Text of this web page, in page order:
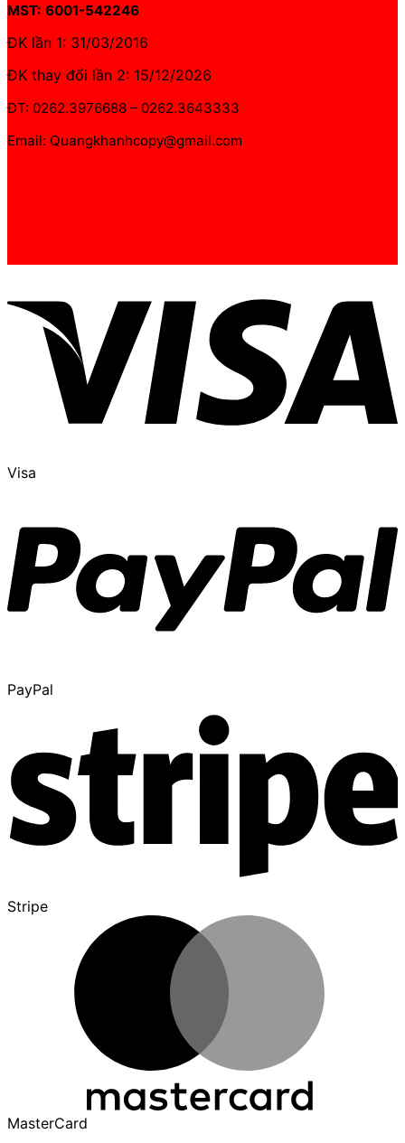
MST: 6001-542246
ĐK lần 1: 31/03/2016
ĐK thay đổi lần 2: 15/12/2026
ĐT: 0262.3976688 – 0262.3643333
Email: Quangkhanhcopy@gmail.com
Visa
PayPal
Stripe
MasterCard